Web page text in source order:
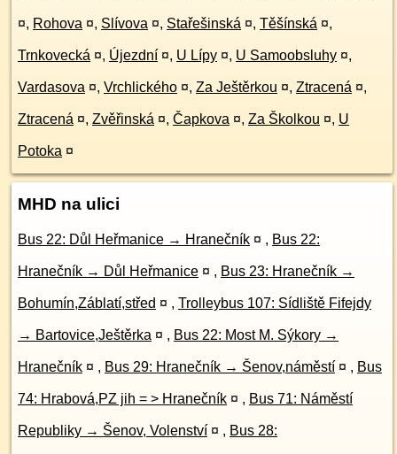
¤, Rohova ¤, Slívova ¤, Stařešinská ¤, Těšínská ¤,
Trnkovecká ¤, Újezdní ¤, U Lípy ¤, U Samoobsluhy ¤,
Vardasova ¤, Vrchlického ¤, Za Ještěrkou ¤, Ztracená ¤,
Ztracená ¤, Zvěřinská ¤, Čapkova ¤, Za Školkou ¤, U
Potoka ¤
MHD na ulici
Bus 22: Důl Heřmanice → Hranečník ¤ , Bus 22:
Hranečník → Důl Heřmanice ¤ , Bus 23: Hranečník →
Bohumín,Záblatí,střed ¤ , Trolleybus 107: Sídliště Fifejdy
→ Bartovice,Ještěrka ¤ , Bus 22: Most M. Sýkory →
Hranečník ¤ , Bus 29: Hranečník → Šenov,náměstí ¤ , Bus
74: Hrabová,PZ jih = > Hranečník ¤ , Bus 71: Náměstí
Republiky → Šenov, Volenství ¤ , Bus 28: